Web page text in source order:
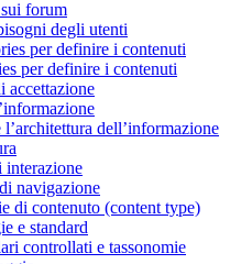
forum
degli utenti
per definire i contenuti
per definire i contenuti
accettazione
dell’informazione
interazione
navigazione
di contenuto (content type)
e standard
controllati e tassonomie